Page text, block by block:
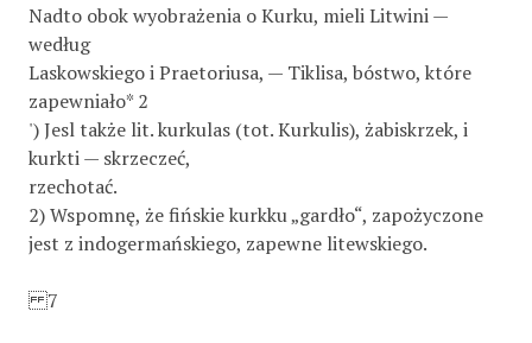
Nadto obok wyobrażenia o Kurku, mieli Litwini —
według
Laskowskiego i Praetoriusa, — Tiklisa, bóstwo, które
zapewniało* 2
') Jesl także lit. kurkulas (tot. Kurkulis), żabiskrzek, i
kurkti — skrzeczeć,
rzechotać.
2) Wspomnę, że fińskie kurkku „gardło“, zapożyczone
jest z indogermańskiego, zapewne litewskiego.
7